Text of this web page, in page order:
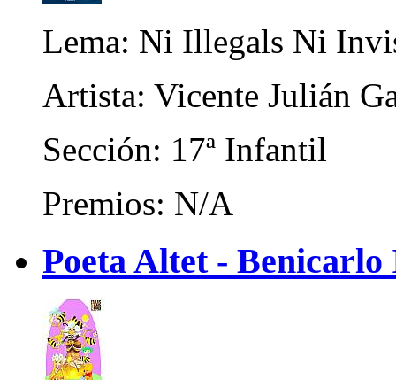
Lema: Ni Illegals Ni
Artista: Vicente Julián
Sección: 17ª Infantil
Premios: N/A
Poeta Altet -